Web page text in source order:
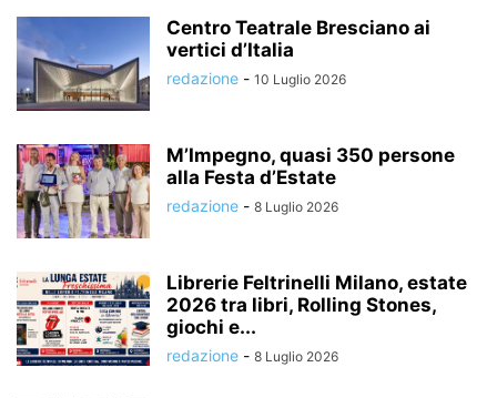
Centro Teatrale Bresciano ai
vertici d’Italia
redazione - 10 Luglio 2026
M’Impegno, quasi 350 persone
alla Festa d’Estate
redazione - 8 Luglio 2026
Librerie Feltrinelli Milano, estate
2026 tra libri, Rolling Stones,
giochi e...
redazione - 8 Luglio 2026